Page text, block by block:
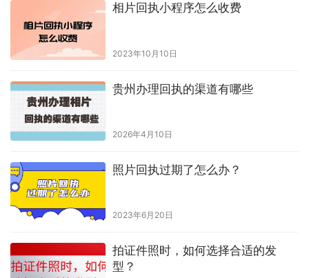
相片回执小程序怎么收费
2023年10月10日
贵州办理回执的渠道有哪些
2026年4月10日
照片回执过期了怎么办？
2023年6月20日
拍证件照时，如何选择合适的发
型？